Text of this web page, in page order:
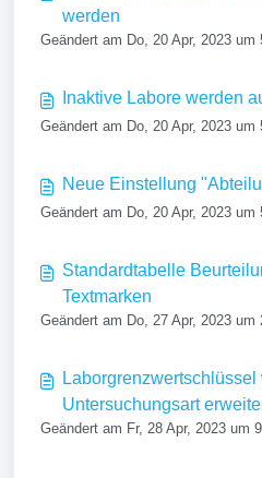
werden
Geändert am Do, 20 Apr, 2023 um
Inaktive Labore werden
Geändert am Do, 20 Apr, 2023 um
Neue Einstellung
Geändert am Do, 20 Apr, 2023 um
Standardtabelle
Textmarken
Geändert am Do, 27 Apr, 2023 um
Untersuchungsart
Geändert am Fr, 28 Apr, 2023 um